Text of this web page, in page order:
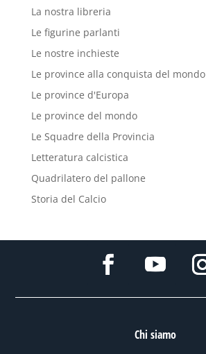
La nostra libreria
Le figurine parlanti
Le nostre inchieste
Le province alla conquista del mondo
Le province d'Europa
Le province del mondo
Le Squadre della Provincia
Letteratura calcistica
Quadrilatero del pallone
Storia del Calcio
Chi siamo